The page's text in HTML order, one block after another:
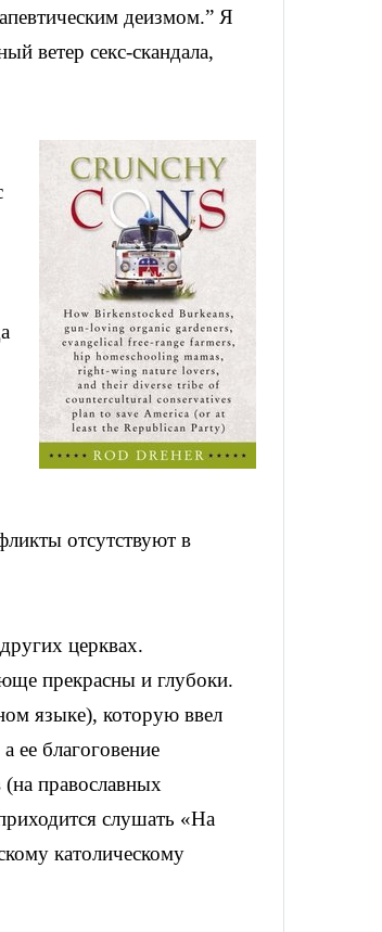
деизмом.” Я
ветер секс-скандала,
отсутствуют в
церквах.
прекрасны и глубоки.
языке), которую ввел
ее благоговение
православных
слушать «На
католическому